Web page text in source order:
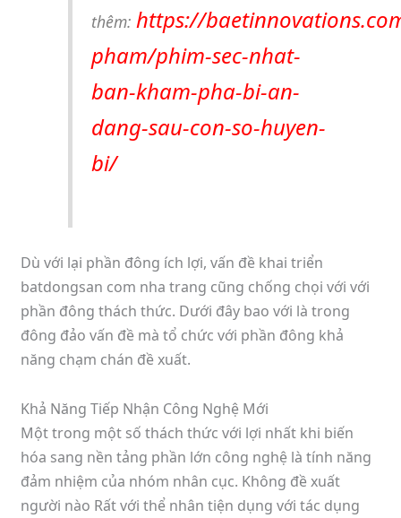
thêm: https://
pham/phim-sec-nhat-
ban-kham-pha-bi-an-
dang-sau-con-so-huyen-
bi/
Dù với lại phần đông ích lợi, vấn đề khai triển
batdongsan com nha trang cũng chống chọi với với
phần đông thách thức. Dưới đây bao với là trong
đông đảo vấn đề mà tổ chức với phần đông khả
năng chạm chán đề xuất.
Khả Năng Tiếp Nhận Công Nghệ Mới
Một trong một số thách thức với lợi nhất khi biến
hóa sang nền tảng phần lớn công nghệ là tính năng
đảm nhiệm của nhóm nhân cục. Không đề xuất
người nào Rất với thể nhân tiện dụng với tác dụng